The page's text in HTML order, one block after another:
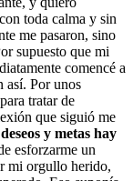
toda calma y sin
me pasaron, sino
supuesto que mi
comencé a
así. Por unos
tratar de
que siguió me
y metas hay
esforzarme un
mi orgullo herido,